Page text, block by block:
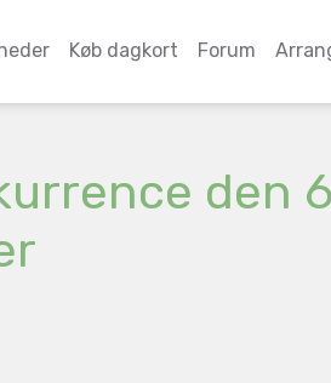
Køb dagkort Forum
den